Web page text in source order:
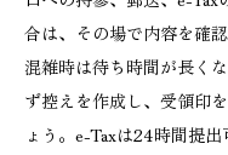
合は、その場で内容を確
混雑時は待ち時間が長く
ず控えを作成し、受領印
ょう。e-Taxは24時間提